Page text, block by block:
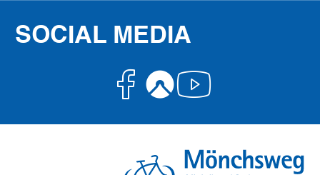
SOCIAL MEDIA
Facebook
Komoot
Youtube